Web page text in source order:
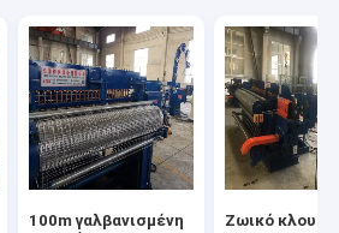
100m γαλβανισμένη
Ζωικό κλουβί